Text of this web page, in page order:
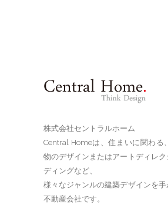
株式会社セントラルホーム
Central Homeは、住まいに関わる
物のデザインまたはアートディレ
ディングなど、
様々なジャンルの建築デザインを
不動産会社です。